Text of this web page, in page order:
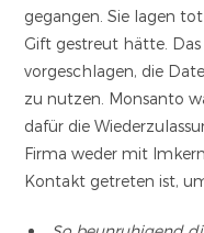
gegangen. Sie lagen
Gift gestreut hätte.
vorgeschlagen, die
zu nutzen. Monsanto
dafür die
Firma weder mit
Kontakt getreten ist,